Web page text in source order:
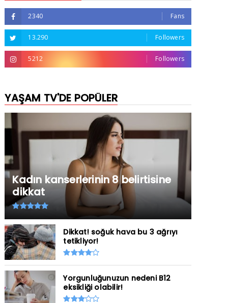
2340 Fans
13.290 Followers
5212 Followers
YAŞAM TV'DE POPÜLER
Kadın kanserlerinin 8 belirtisine
dikkat
Dikkat! soğuk hava bu 3 ağrıyı
tetikliyor!
Yorgunluğunuzun nedeni B12
eksikliği olabilir!